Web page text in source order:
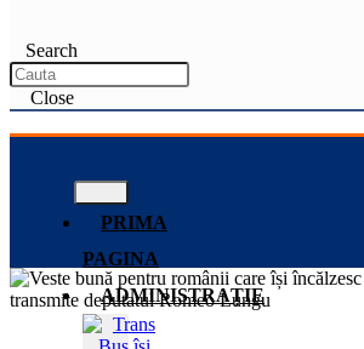
Search
Close
PRIMA
PAGINA
ADMINISTRAȚIE